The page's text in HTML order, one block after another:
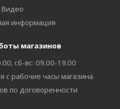
Видео
информация
магазинов
сб-вс: 09.00-19.00
с рабочие часы магазина
по договоренности